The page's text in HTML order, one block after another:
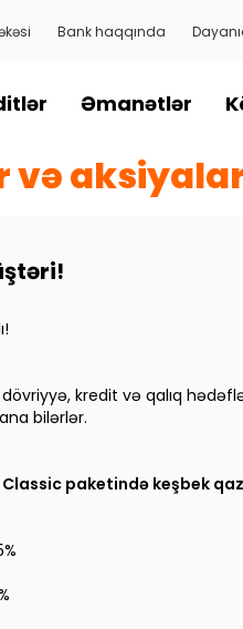
Bank haqqında
Əmanətlər
və
dövriyyə, kredit və qalıq
bilərlər.
Classic paketində keşbek